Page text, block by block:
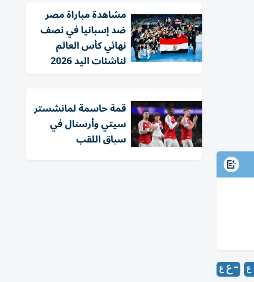
مشاهدة مباراة مصر
ضد إسبانيا في نصف
نهائي كأس العالم
لناشئات اليد 2026
قمة حاسمة لمانشستر
سيتي وأرسنال في
سباق اللقب